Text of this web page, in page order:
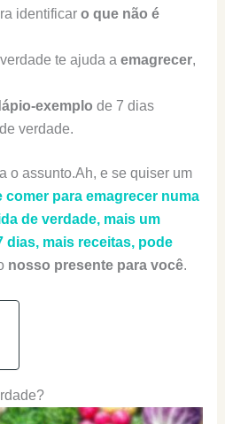
identificar o que não é
te ajuda a emagrecer,
exemplo de 7 dias
verdade.
o assunto.Ah, e se quiser um
para emagrecer numa
de verdade, mais um
dias, mais receitas, pode
nosso presente para você.